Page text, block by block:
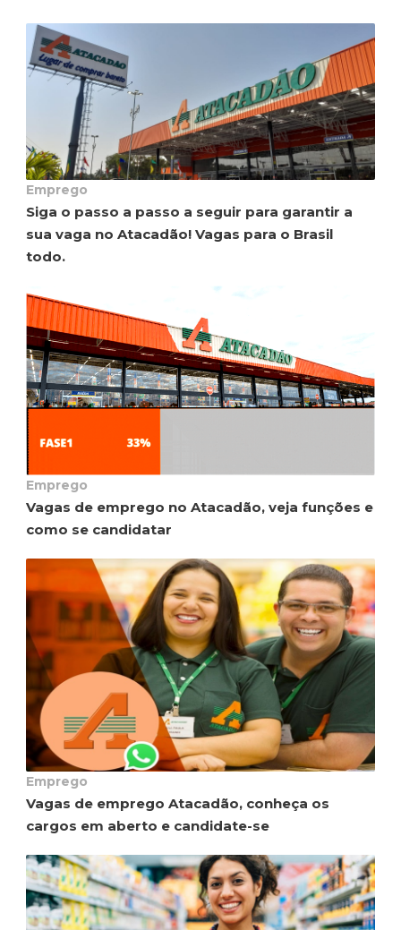
Emprego
Siga o passo a passo a seguir para garantir a
sua vaga no Atacadão! Vagas para o Brasil
todo.
Emprego
Vagas de emprego no Atacadão, veja funções e
como se candidatar
Emprego
Vagas de emprego Atacadão, conheça os
cargos em aberto e candidate-se